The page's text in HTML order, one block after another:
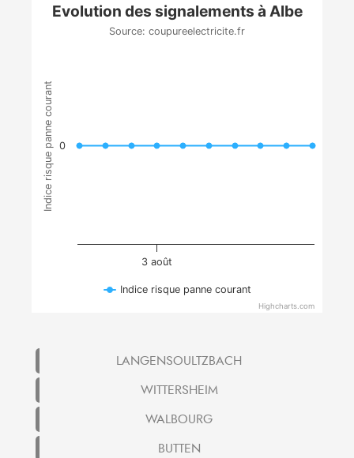
Indice risque panne courant
Evolution des signalements à Albe
Source: coupureelectricite.fr
3 août
0
Indice risque panne courant
Highcharts.com
LANGENSOULTZBACH
WITTERSHEIM
WALBOURG
BUTTEN